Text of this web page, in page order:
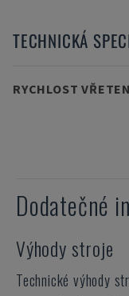
TECHNICKÁ
RYCHLOST
Dodatečné
Výhody stroje
Technické výhody